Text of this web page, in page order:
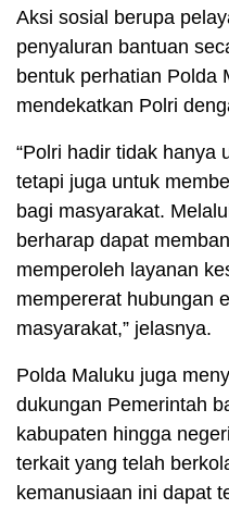
Aksi sosial berupa
penyaluran bantuan
bentuk perhatian Polda
mendekatkan Polri
“Polri hadir tidak hanya
tetapi juga untuk
bagi masyarakat.
berharap dapat
memperoleh layanan
mempererat hubungan
masyarakat,” jelasnya.
Polda Maluku juga
dukungan Pemerintah
kabupaten hingga
terkait yang telah
kemanusiaan ini dapat